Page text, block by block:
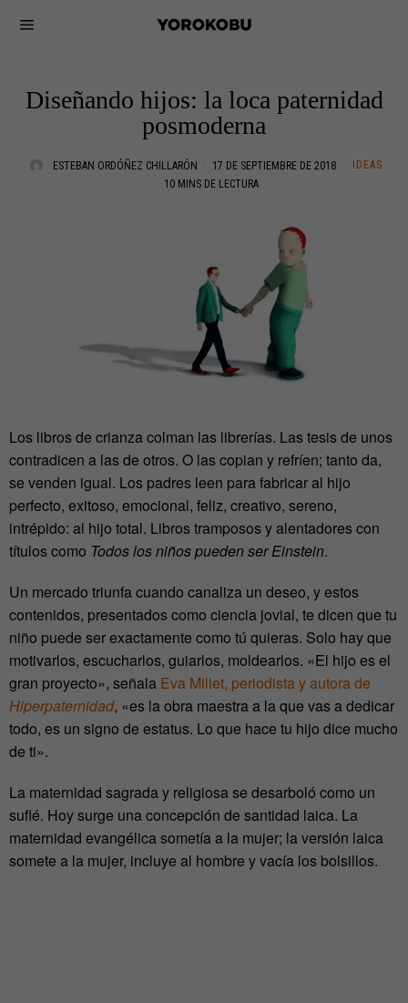
Diseñando hijos: la loca paternidad
posmoderna
ESTEBAN ORDÓÑEZ CHILLARÓN 17 DE SEPTIEMBRE DE 2018
IDEAS
10 MINS DE LECTURA
Los libros de crianza colman las librerías. Las tesis de unos
contradicen a las de otros. O las copian y refríen; tanto da,
se venden igual. Los padres leen para fabricar al hijo
perfecto, exitoso, emocional, feliz, creativo, sereno,
intrépido: al hijo total. Libros tramposos y alentadores con
títulos como Todos los niños pueden ser Einstein.
Un mercado triunfa cuando canaliza un deseo, y estos
contenidos, presentados como ciencia jovial, te dicen que tu
niño puede ser exactamente como tú quieras. Solo hay que
motivarlos, escucharlos, guiarlos, moldearlos. «El hijo es el
gran proyecto», señala Eva Millet, periodista y autora de
Hiperpaternidad, «es la obra maestra a la que vas a dedicar
todo, es un signo de estatus. Lo que hace tu hijo dice mucho
de ti».
La maternidad sagrada y religiosa se desarboló como un
suflé. Hoy surge una concepción de santidad laica. La
maternidad evangélica sometía a la mujer; la versión laica
somete a la mujer, incluye al hombre y vacía los bolsillos.